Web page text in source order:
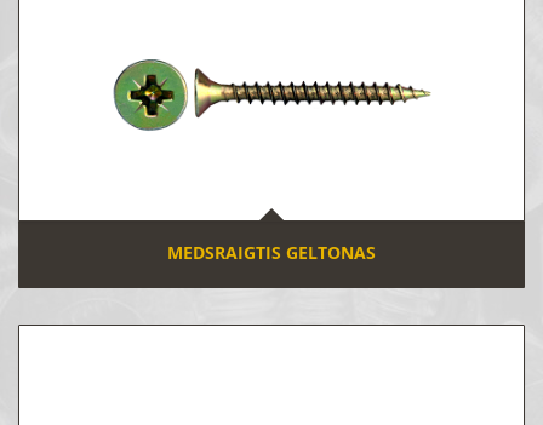
MEDSRAIGTIS GELTONAS